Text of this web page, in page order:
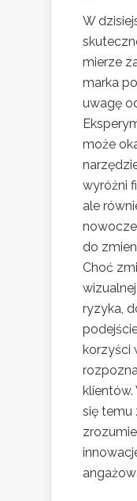
W
mierze
marka
uwagę
może
wyróżni
ale
do
Choć
ryzyka,
korzyści
klientów.
się temu